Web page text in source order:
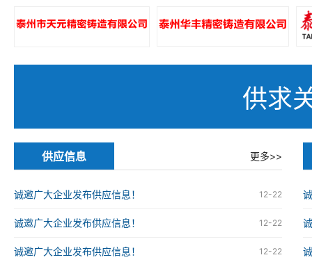
供求
供应信息 更多>>
12-22
诚邀广大企业发布供应信息！
12-22
诚邀广大企业发布供应信息！
12-22
诚邀广大企业发布供应信息！